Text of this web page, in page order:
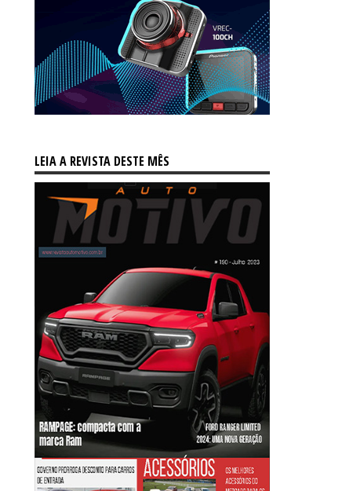
LEIA A REVISTA DESTE MÊS